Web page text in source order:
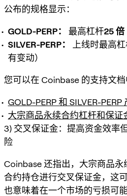
公布的规格显示：
GOLD-PERP： 最高杠杆25 倍
SILVER-PERP：
上线时最高
有变动）
您可以在 Coinbase 的支持文档
GOLD-PERP 和 SILVER-PERP
大宗商品永续合约杠杆和保证
3) 交叉保证金：提高资金效率
险
Coinbase 还指出，大宗商品永
合约持仓进行交叉保证金，这
也意味着在一个市场的亏损可